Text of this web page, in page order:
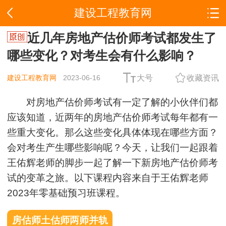
建设工程教育网
近几年房地产估价师考试都发生了
哪些变化？对考生会有什么影响？
建设工程教育网 2023-06-16 大号 收藏资讯
对房地产估价师考试有一定了解的小伙伴们都
应该知道，近两年的房地产估价师考试每年都有一
些重大变化。那么这些变化具体体现在哪些方面？
会对考生产生哪些影响呢？今天，让我们一起跟着
王佑辉老师的脚步一起了解一下新房地产估价师考
试的变革之旅。以下课程内容来自于王佑辉老师
2023年零基础预习班课程。
房估师土估师两师并轨